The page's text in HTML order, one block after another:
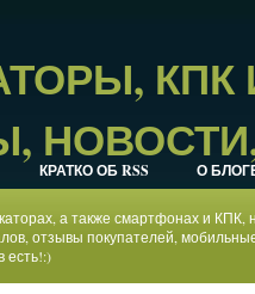
КРАТКО ОБ RSS О
а также смартфонах и
отзывы покупателей,
есть!:)